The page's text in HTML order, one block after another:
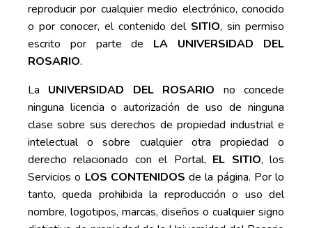
reproducir por cualquier medio electrónico, conocido
o por conocer, el contenido del SITIO, sin permiso
escrito por parte de LA UNIVERSIDAD DEL
ROSARIO.
La UNIVERSIDAD DEL ROSARIO no concede
ninguna licencia o autorización de uso de ninguna
clase sobre sus derechos de propiedad industrial e
intelectual o sobre cualquier otra propiedad o
derecho relacionado con el Portal, EL SITIO, los
Servicios o LOS CONTENIDOS de la página. Por lo
tanto, queda prohibida la reproducción o uso del
nombre, logotipos, marcas, diseños o cualquier signo